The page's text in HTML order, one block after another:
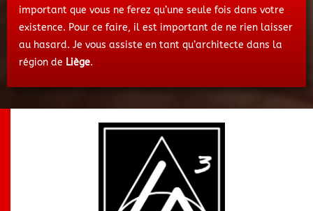
important que vous ne ferez qu’une seule fois dans votre
existence. Pour ce faire, il est important de ne rien laisser
au hasard. Je vous assiste en tant qu’architecte dans la
région de Liège.